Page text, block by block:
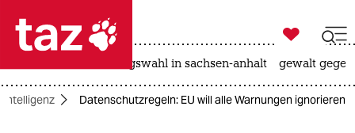
 taz zahl ich
taz zahl ich

taz zahl ich
landtagswahl in sachsen-anhalt gewalt
Intelligenz Datenschutzregeln: EU will alle Warnungen ignorieren